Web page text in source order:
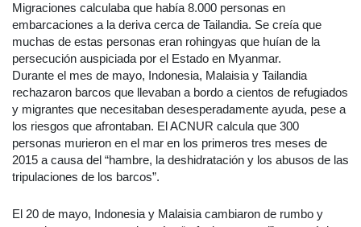
Migraciones calculaba que había 8.000 personas en
embarcaciones a la deriva cerca de Tailandia. Se creía que
muchas de estas personas eran rohingyas que huían de la
persecución auspiciada por el Estado en Myanmar.
Durante el mes de mayo, Indonesia, Malaisia y Tailandia
rechazaron barcos que llevaban a bordo a cientos de refugiados
y migrantes que necesitaban desesperadamente ayuda, pese a
los riesgos que afrontaban. El ACNUR calcula que 300
personas murieron en el mar en los primeros tres meses de
2015 a causa del “hambre, la deshidratación y los abusos de las
tripulaciones de los barcos”.
El 20 de mayo, Indonesia y Malaisia cambiaron de rumbo y